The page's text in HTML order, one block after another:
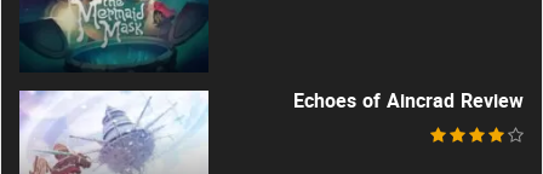
Echoes of Aincrad Review